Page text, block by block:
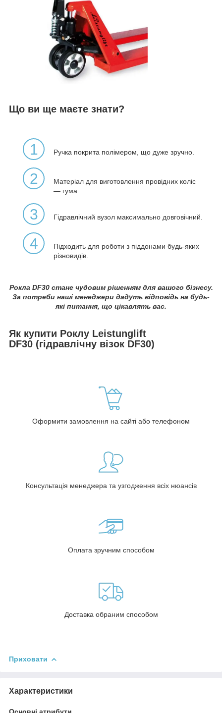
Що ви ще маєте знати?
1 Ручка покрита полімером, що дуже зручно.
2
Матеріал для виготовлення провідних коліс
— гума.
3 Гідравлічний вузол максимально довговічний.
4
Підходить для роботи з піддонами будь-яких
різновидів.
Рокла DF30 стане чудовим рішенням для вашого бізнесу.
За потреби наші менеджери дадуть відповідь на будь-
які питання, що цікавлять вас.
Як купити Роклу Leistunglift
DF30 (гідравлічну візок DF30)
Оформити замовлення на сайті або телефоном
Консультація менеджера та узгодження всіх нюансів
Оплата зручним способом
Доставка обраним способом
Приховати
Характеристики
Основні атрибути